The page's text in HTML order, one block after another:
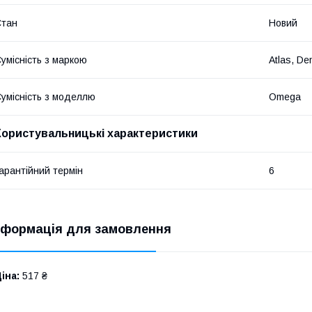
Новий
з маркою Atlas,
з моделлю Omega
характеристики
термін 6
для замовлення
517 ₴